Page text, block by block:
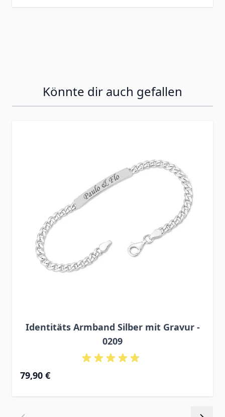
Könnte dir auch gefallen
Identitäts Armband Silber mit Gravur -
0209
Ab
79,90 €